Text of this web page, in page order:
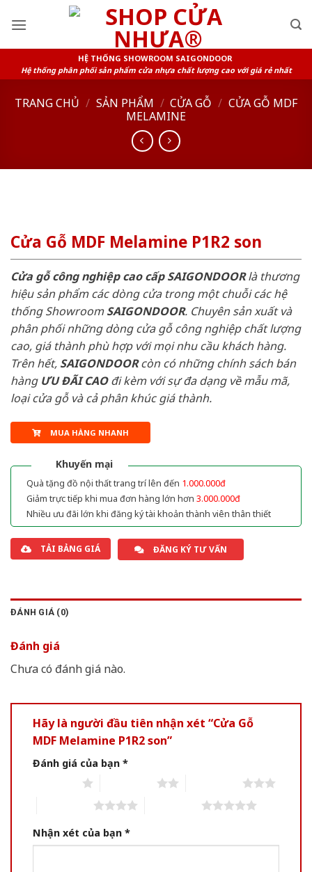
HỆ THỐNG SHOWROOM SAIGONDOOR
Hệ thống phân phối sản phẩm cửa nhựa chất lượng cao với giá rẻ nhất
TRANG CHỦ / SẢN PHẨM / CỬA GỖ / CỬA GỖ MDF
MELAMINE
Cửa Gỗ MDF Melamine P1R2 son
Cửa gỗ công nghiệp cao cấp SAIGONDOORlà thương
hiệu sản phẩm các dòng cửa trong một chuỗi các hệ
thống ShowroomSAIGONDOOR. Chuyên sản xuất và
phân phối những dòng cửa gỗ công nghiệp chất lượng
cao, giá thành phù hợp với mọi nhu cầu khách hàng.
Trên hết, SAIGONDOORcòn có những chính sách bán
hàng ƯU ĐÃI CAOđi kèm với sự đa dạng về mẫu mã,
loại cửa gỗ và cả phân khúc giá thành.
MUA HÀNG NHANH
Khuyến mại
Quà tặng đồ nội thất trang trí lên đến 1.000.000đ
Giảm trực tiếp khi mua đơn hàng lớn hơn 3.000.000đ
Nhiều ưu đãi lớn khi đăng ký tài khoản thành viên thân thiết
TẢI BẢNG GIÁ ĐĂNG KÝ TƯ VẤN
ĐÁNH GIÁ (0)
Đánh giá
Chưa có đánh giá nào.
Hãy là người đầu tiên nhận xét “Cửa Gỗ
MDF Melamine P1R2 son”
Đánh giá của bạn *
Nhận xét của bạn *